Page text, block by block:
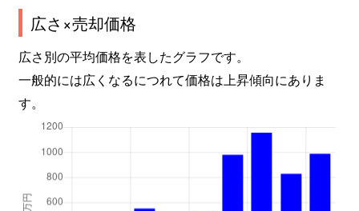
広さ×売却価格
広さ別の平均価格を表したグラフです。
一般的には広くなるにつれて価格は上昇傾向にありま
す。